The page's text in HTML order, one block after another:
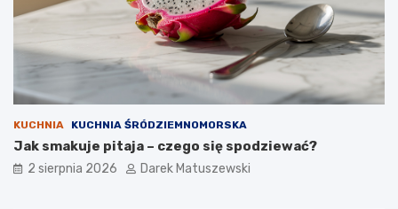
KUCHNIA KUCHNIA ŚRÓDZIEMNOMORSKA
Jak smakuje pitaja – czego się spodziewać?
2 sierpnia 2026 Darek Matuszewski